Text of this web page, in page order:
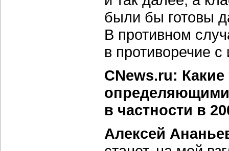
были бы готовы
В противном
в противоречие
CNews.ru:
в частности в
Алексей